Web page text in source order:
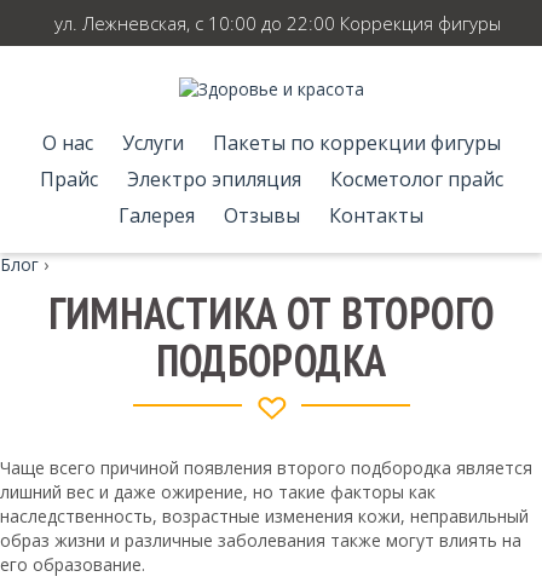
ул. Лежневская, с 10:00 до 22:00 Коррекция фигуры
О нас Услуги
Пакеты по коррекции фигуры
Прайс
Электро эпиляция
Косметолог прайс
Галерея
Отзывы Контакты
Блог ›
ГИМНАСТИКА ОТ ВТОРОГО
ПОДБОРОДКА
Чаще всего причиной появления второго подбородка является
лишний вес и даже ожирение, но такие факторы как
наследственность, возрастные изменения кожи, неправильный
образ жизни и различные заболевания также могут влиять на
его образование.